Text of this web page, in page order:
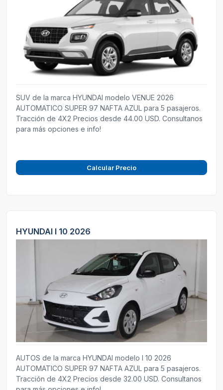
SUV de la marca HYUNDAI modelo VENUE 2026
AUTOMATICO SUPER 97 NAFTA AZUL para 5 pasajeros.
Tracción de 4X2 Precios desde 44.00 USD. Consultanos
para más opciones e info!
Calcular Precio
HYUNDAI I 10 2026
AUTOS de la marca HYUNDAI modelo I 10 2026
AUTOMATICO SUPER 97 NAFTA AZUL para 5 pasajeros.
Tracción de 4X2 Precios desde 32.00 USD. Consultanos